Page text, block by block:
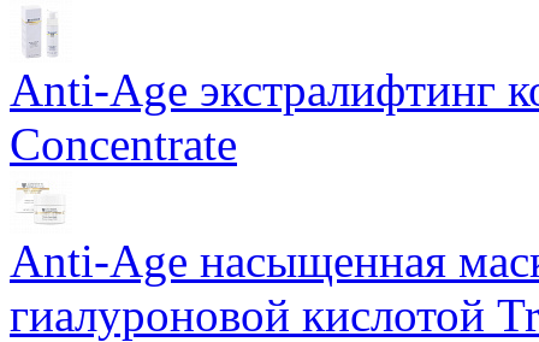
Anti-Age экстралифтинг
Concentrate
Anti-Age насыщенная
гиалуроновой кислотой